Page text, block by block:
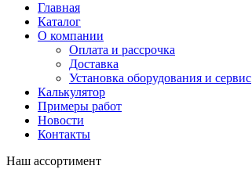
Главная
Каталог
О компании
Оплата и рассрочка
Доставка
Установка оборудования и сервис
Калькулятор
Примеры работ
Новости
Контакты
Наш ассортимент